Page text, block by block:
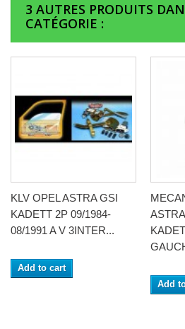
3 AUTRES PRODUITS
CATÉGORIE :
KLV OPEL ASTRA GSI
KADETT 2P 09/1984-
08/1991 A V 3INTER...
Add to cart
Add